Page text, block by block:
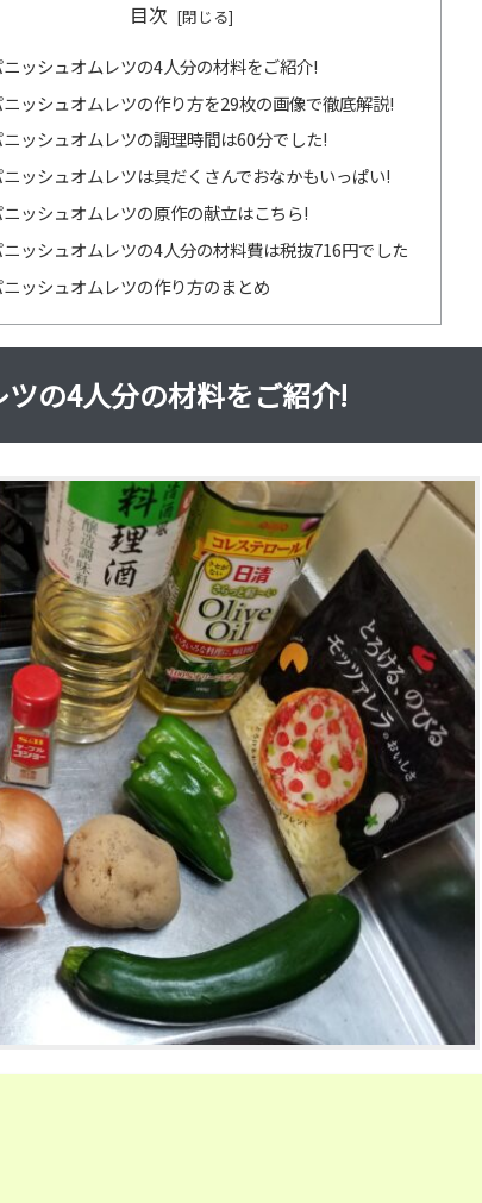
目次
ニッシュオムレツの4人分の材料をご紹介!
ニッシュオムレツの作り方を29枚の画像で徹底解説!
ッシュオムレツの調理時間は60分でした!
ッシュオムレツは具だくさんでおなかもいっぱい!
ニッシュオムレツの原作の献立はこちら!
ニッシュオムレツの4人分の材料費は税抜716円でした
ニッシュオムレツの作り方のまとめ
の4人分の材料をご紹介!